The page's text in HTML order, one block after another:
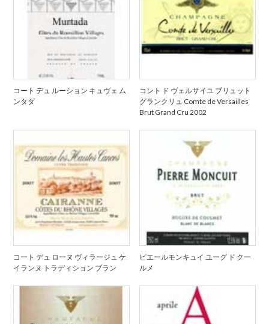
コート デュ ルーション キュヴェ ム
ンタダ
コント ド ヴェルサイユ ブリュット
グランクリュ Comte de Versailles
Brut Grand Cru 2002
コート デュ ローヌ ヴィラージュ ケ
イランヌ トラディション ブラン
ピエールモンキュイ ユーグ ド クー
ルメ